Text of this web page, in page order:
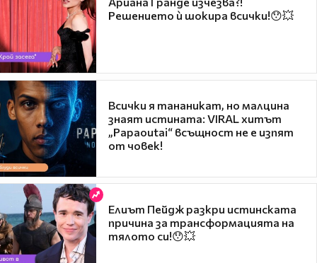
Решението ѝ шокира всички!😯💥
Всички я тананикат, но малцина
знаят истината: VIRAL хитът
„Papaoutai“ всъщност не е изпят
от човек!
Елиът Пейдж разкри истинската
причина за трансформацията на
тялото си!😯💥